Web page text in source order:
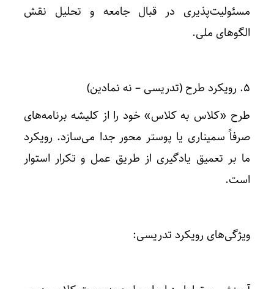
مسئولیت‌پذیری در قبال جامعه و تحلیل نقش
الگوهای ملی.
۵. رویکرد طرح (تدریسی – نه نمادین)
طرح «کلاس به کلاس» خود را از کلیشه برنامه‌های
صرفاً سمیناری یا پوستر محور جدا می‌سازد. رویکرد
ما بر تعمیق یادگیری از طریق عمل و تکرار استوار
است.
ویژگی‌های رویکرد تدریسی: